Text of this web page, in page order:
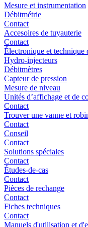
Mesure et instrumentation
Débitmétrie
Contact
Accesoires de tuyauterie
Contact
Électronique et technique
Hydro-injecteurs
Débitmètres
Capteur de pression
Mesure de niveau
Unités d’affichage et de
Contact
Trouver une vanne et
Contact
Conseil
Contact
Solutions spéciales
Contact
Études-de-cas
Contact
Pièces de rechange
Contact
Fiches techniques
Contact
Manuels d'utilisation et